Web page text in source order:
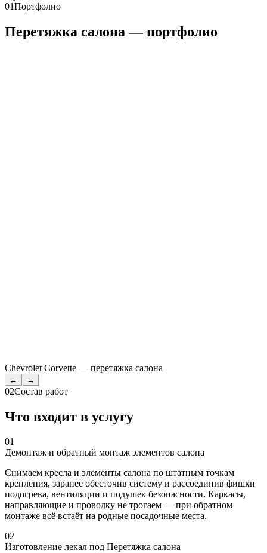
01Портфолио
Перетяжка салона — портфолио
Chevrolet Corvette — перетяжка салона
← →
02Состав работ
Что входит в услугу
01
Демонтаж и обратный монтаж элементов салона
Снимаем кресла и элементы салона по штатным точкам
крепления, заранее обесточив систему и рассоединив фишки
подогрева, вентиляции и подушек безопасности. Каркасы,
направляющие и проводку не трогаем — при обратном
монтаже всё встаёт на родные посадочные места.
02
Изготовление лекал под Перетяжка салона